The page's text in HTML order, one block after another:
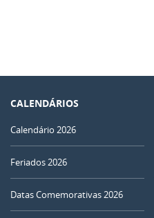
CALENDÁRIOS
Calendário 2026
Feriados 2026
Datas Comemorativas 2026